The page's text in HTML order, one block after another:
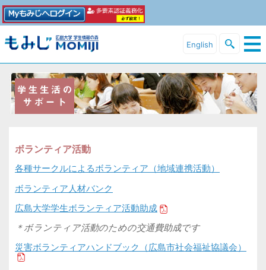
English
ボランティア活動
各種サークルによるボランティア（地域連携活動）
ボランティア人材バンク
広島大学学生ボランティア活動助成
＊ボランティア活動のための交通費助成です
災害ボランティアハンドブック（広島市社会福祉協議会）